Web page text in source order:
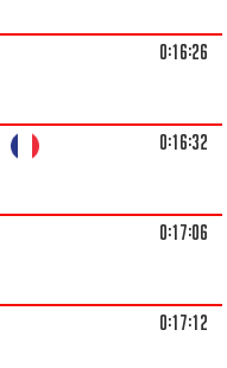
0:16:26
0:16:32
0:17:06
0:17:12